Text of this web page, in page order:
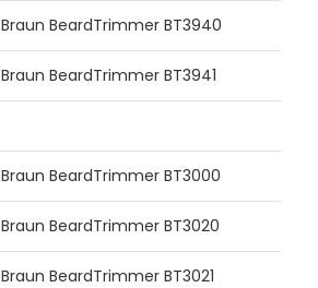
Braun BeardTrimmer BT3940
Braun BeardTrimmer BT3941
Braun BeardTrimmer BT3000
Braun BeardTrimmer BT3020
Braun BeardTrimmer BT3021